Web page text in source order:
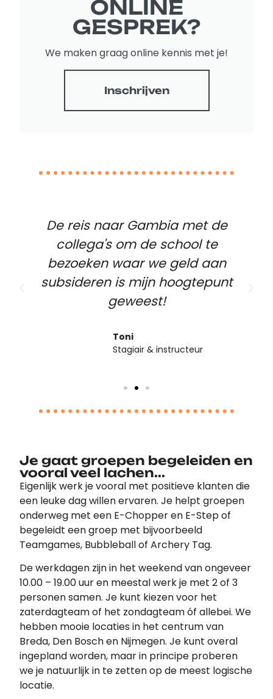
ONLINE
GESPREK?
We maken graag online kennis met je!
Inschrijven
De reis naar Gambia met de
collega's om de school te
bezoeken waar we geld aan
subsideren is mijn hoogtepunt
geweest!
Toni
Stagiair & instructeur
Je gaat groepen begeleiden en
vooral veel lachen...
Eigenlijk werk je vooral met positieve klanten die
een leuke dag willen ervaren. Je helpt groepen
onderweg met een E-Chopper en E-Step of
begeleidt een groep met bijvoorbeeld
Teamgames, Bubbleball of Archery Tag.
De werkdagen zijn in het weekend van ongeveer
10.00 – 19.00 uur en meestal werk je met 2 of 3
personen samen. Je kunt kiezen voor het
zaterdagteam of het zondagteam óf allebei. We
hebben mooie locaties in het centrum van
Breda, Den Bosch en Nijmegen. Je kunt overal
ingepland worden, maar in principe proberen
we je natuurlijk in te zetten op de meest logische
locatie.